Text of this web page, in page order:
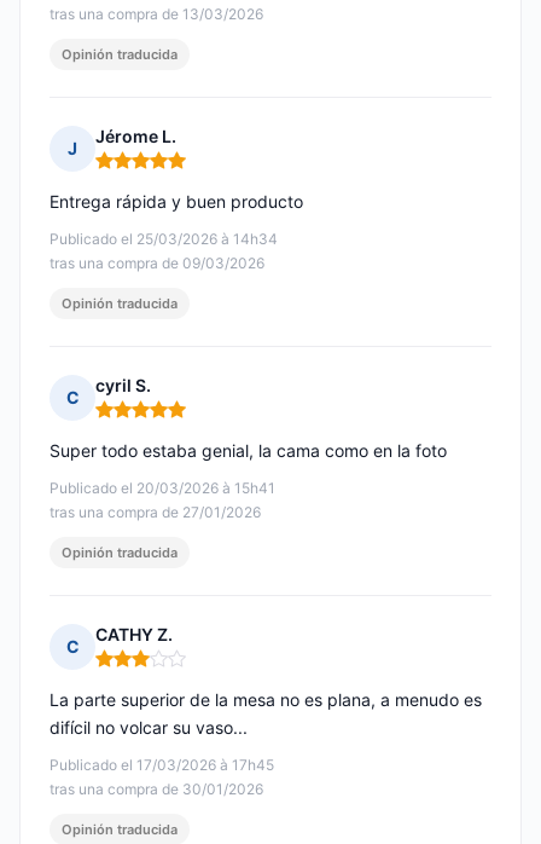
tras una compra de 13/03/2026
Opinión traducida
J
Jérome L.
Nota: 5 de 5
Publicado el 25/03/2026 à 14h34
tras una compra de 09/03/2026
Entrega rápida y buen producto
Opinión traducida
C
cyril S.
Nota: 5 de 5
Publicado el 20/03/2026 à 15h41
tras una compra de 27/01/2026
Super todo estaba genial, la cama como en la foto
Opinión traducida
C
CATHY Z.
Nota: 3 de 5
Publicado el 17/03/2026 à 17h45
tras una compra de 30/01/2026
La parte superior de la mesa no es plana, a menudo es
difícil no volcar su vaso...
Opinión traducida